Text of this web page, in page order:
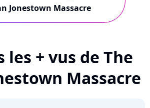
Jonestown Massacre
les + vus de The
Massacre